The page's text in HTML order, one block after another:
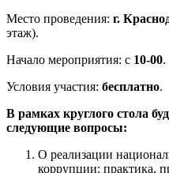
Место проведения: г.
этаж).
Начало мероприятия: с 10-00.
Условия участия: бесплатно.
В рамках круглого стола
следующие вопросы:
О реализации
коррупции: практика,